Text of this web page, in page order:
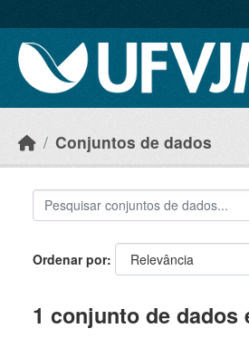
Conjuntos de dados
Ordenar por
1 conjunto de dados